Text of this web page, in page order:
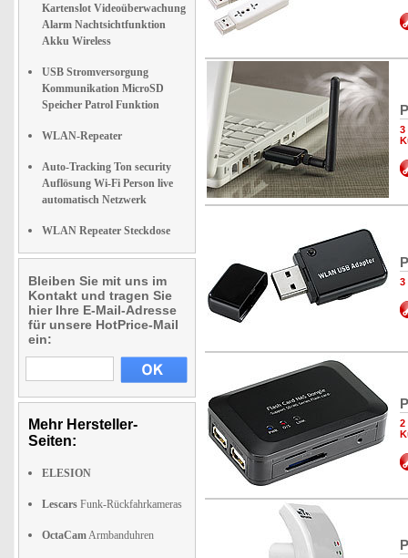
Kartenslot Videoüberwachung
Alarm Nachtsichtfunktion
Akku Wireless
USB Stromversorgung
Kommunikation MicroSD
Speicher Patrol Funktion
WLAN-Repeater
Auto-Tracking Ton security
Auflösung Wi-Fi Person live
automatisch Netzwerk
WLAN Repeater Steckdose
Bleiben Sie mit uns im
Kontakt und tragen Sie
hier Ihre E-Mail-Adresse
für unsere HotPrice-Mail
ein:
Mehr Hersteller-
Seiten:
ELESION
Lescars Funk-Rückfahrkameras
OctaCamArmbanduhren
3
3
2